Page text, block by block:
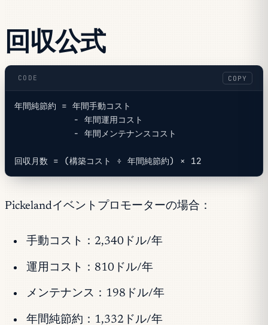
回収公式
CODE COPY
年間純節約 = 年間手動コスト
           − 年間運用コスト
           − 年間メンテナンスコスト
回収月数 = (構築コスト ÷ 年間純節約) × 12
Pickelandイベントプロモーターの場合：
手動コスト：2,340ドル/年
運用コスト：810ドル/年
メンテナンス：198ドル/年
年間純節約：1,332ドル/年